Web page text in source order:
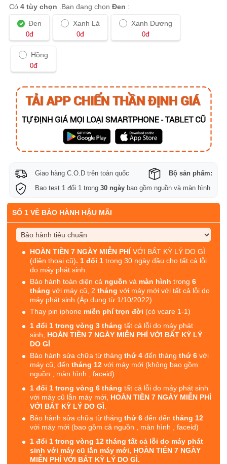
Có4 tùy chọn .Bạn đang chọnĐen :
Đen
0đ
Xanh Lá
0đ
Xanh Dương
0đ
Hồng
0đ
Giao hàng C.O.D trên toàn quốc
Bộ sản phẩm:
Bao test 1 đổi 1 trong30 ngày bao gồm nguồn và màn hình
SỐ 1 VỀ BẢO HÀNH HẬU MÃI
HOÀN TIỀN 7 NGÀY MIỄN PHÍ VỚI BẤT KỲ LÝ DO GÌ
(điện thoại cũ). 1 đổi 1 trong 30 ngày đầu cho tất cả lỗi
do máy phát sinh.
Bảo hành toàn diện cả nguồn và màn hình trong6
tháng với máy cũ, 2 tháng với máy mới với tất cả lỗi do
máy phát sinh (Áp dụng từ 1/10/2022).
Thay pin iphone miễn phí trọn đời (có vcare 1-1)
1 đổi 1 trong vòng 3 thángtất cả lỗi do máy phát
sinh, HOÀN TIỀN 7 NGÀY MIỄN PHÍ VỚI BẤT KỲ LÝ
DO GÌ
Bảo hành sửa chữa từ thángthứ 4 đến thángthứ 6 với
máy cũ, đếntháng 12 với máy mới (không bao gồm
nguồn , màn hình , faceid)
1 đổi 1 trong vòng 6 tháng tất cả lỗi do máy phát sinh
với máy cũ lẫn máy mới, HOÀN TIỀN 7 NGÀY MIỄN PHÍ
VỚI BẤT KỲ LÝ DO GÌ
Bảo hành sửa chữa từ thángthứ 6 đến đếntháng 12
với máy mới (bao gồm cả nguồn , màn hình , faceid)
1 đổi 1 trong vòng 12 tháng tất cả lỗi do máy phát
sinh với máy cũ lẫn máy mới, HOÀN TIỀN 7 NGÀY
MIỄN PHÍ VỚI BẤT KỲ LÝ DO GÌ.